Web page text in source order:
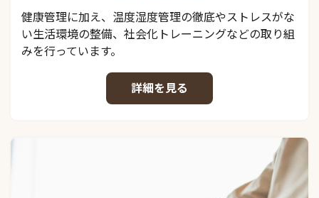
健康管理に加え、温度湿度管理の徹底やストレスがな
い生活環境の整備、社会化トレーニングなどの取り組
みを行っています。
詳細を見る